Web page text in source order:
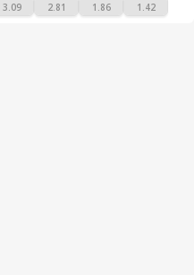
3.09
2.81
1.86
1.42